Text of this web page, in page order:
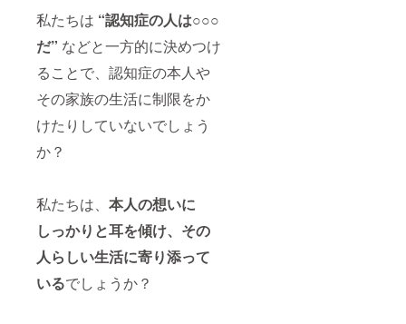
私たちは “認知症の人は○○○
だ” などと一方的に決めつけ
ることで、認知症の本人や
その家族の生活に制限をか
けたりしていないでしょう
か？
私たちは、 本人の想いに
しっかりと耳を傾け、その
人らしい生活に寄り添って
いるでしょうか？